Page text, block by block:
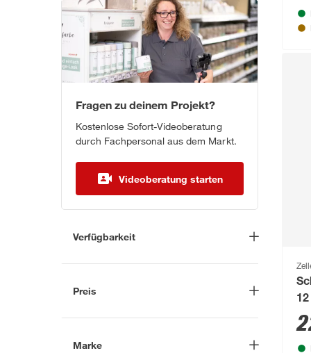
Fragen zu deinem Projekt?
Kostenlose Sofort-Videoberatung
durch Fachpersonal aus dem Markt.
Videoberatung starten
Verfügbarkeit
Lieferung nach Hause (9)
bestellbar (11)
Preis
Marke